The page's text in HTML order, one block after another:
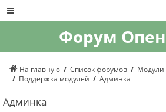
Форум
На главную Список форумов
Модули
Поддержка модулей
Админка
Админка